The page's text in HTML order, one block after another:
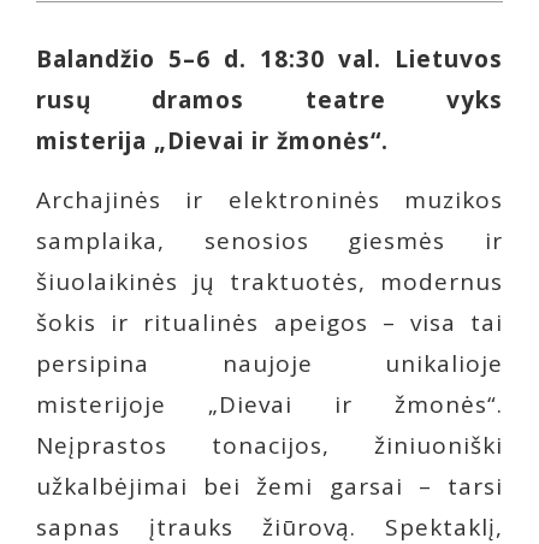
Balandžio 5–6 d. 18:30 val. Lietuvos
rusų dramos teatre vyks
misterija „Dievai ir žmonės“.
Archajinės ir elektroninės muzikos
samplaika, senosios giesmės ir
šiuolaikinės jų traktuotės, modernus
šokis ir ritualinės apeigos – visa tai
persipina naujoje unikalioje
misterijoje „Dievai ir žmonės“.
Neįprastos tonacijos, žiniuoniški
užkalbėjimai bei žemi garsai – tarsi
sapnas įtrauks žiūrovą. Spektaklį,